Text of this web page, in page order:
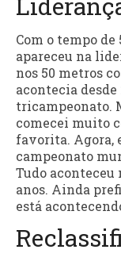
Com o tempo de
apareceu na
nos 50 metros
acontecia desde
tricampeonato.
comecei muito
favorita. Agora,
campeonato
Tudo
anos. Ainda
está